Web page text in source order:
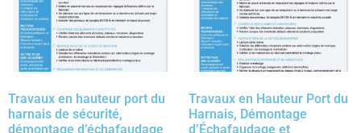
Travaux en hauteur port du
harnais de sécurité,
démontage d’échafaudage
Travaux en Hauteur Port du
Harnais, Démontage
d’Échafaudage et